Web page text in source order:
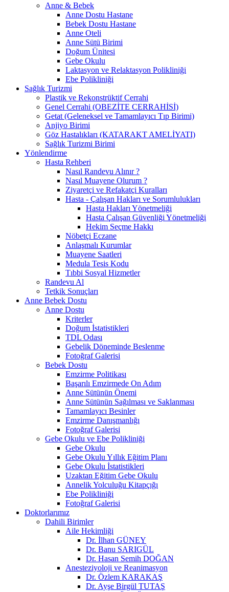
Anne & Bebek
Anne Dostu Hastane
Bebek Dostu Hastane
Anne Oteli
Anne Sütü Birimi
Doğum Ünitesi
Gebe Okulu
Laktasyon ve Relaktasyon Polikliniği
Ebe Polikliniği
Sağlık Turizmi
Plastik ve Rekonstrüktif Cerrahi
Genel Cerrahi (OBEZİTE CERRAHİSİ)
Getat (Geleneksel ve Tamamlayıcı Tıp Birimi)
Anjiyo Birimi
Göz Hastalıkları (KATARAKT AMELİYATI)
Sağlık Turizmi Birimi
Yönlendirme
Hasta Rehberi
Nasıl Randevu Alınır ?
Nasıl Muayene Olurum ?
Ziyaretçi ve Refakatçi Kuralları
Hasta - Çalışan Hakları ve Sorumlulukları
Hasta Hakları Yönetmeliği
Hasta Çalışan Güvenliği Yönetmeliği
Hekim Seçme Hakkı
Nöbetçi Eczane
Anlaşmalı Kurumlar
Muayene Saatleri
Medula Tesis Kodu
Tıbbi Sosyal Hizmetler
Randevu Al
Tetkik Sonuçları
Anne Bebek Dostu
Anne Dostu
Kriterler
Doğum İstatistikleri
TDL Odası
Gebelik Döneminde Beslenme
Fotoğraf Galerisi
Bebek Dostu
Emzirme Politikası
Başarılı Emzirmede On Adım
Anne Sütünün Önemi
Anne Sütünün Sağılması ve Saklanması
Tamamlayıcı Besinler
Emzirme Danışmanlığı
Fotoğraf Galerisi
Gebe Okulu ve Ebe Polikliniği
Gebe Okulu
Gebe Okulu Yıllık Eğitim Planı
Gebe Okulu İstatistikleri
Uzaktan Eğitim Gebe Okulu
Annelik Yolculuğu Kitapçığı
Ebe Polikliniği
Fotoğraf Galerisi
Doktorlarımız
Dahili Birimler
Aile Hekimliği
Dr. İlhan GÜNEY
Dr. Banu SARIGÜL
Dr. Hasan Semih DOĞAN
Anesteziyoloji ve Reanimasyon
Dr. Özlem KARAKAŞ
Dr. Ayşe Birgül TUTAŞ